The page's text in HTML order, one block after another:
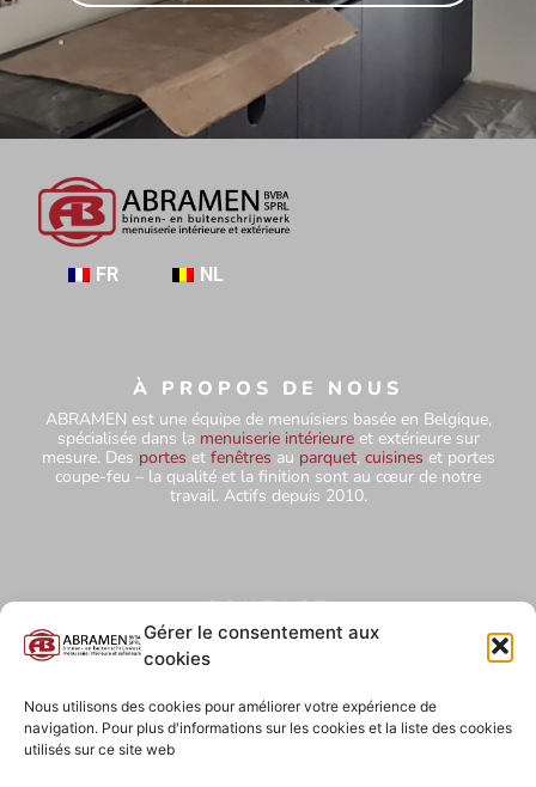
Gérer le consentement aux
cookies
Nous utilisons des cookies pour améliorer votre expérience de
navigation. Pour plus d'informations sur les cookies et la liste des cookies
utilisés sur ce site web
FR NL
À PROPOS DE NOUS
ABRAMEN est une équipe de menuisiers basée en Belgique,
spécialisée dans la menuiserie intérieureet extérieure sur
mesure. Des portes et fenêtres au parquet, cuisines et portes
coupe-feu – la qualité et la finition sont au cœur de notre
travail. Actifs depuis 2010.
CONTACT
+32 484 75 67 78
abramensprl@yahoo.com
Hutteweg 5 – 1910 Kampenhout